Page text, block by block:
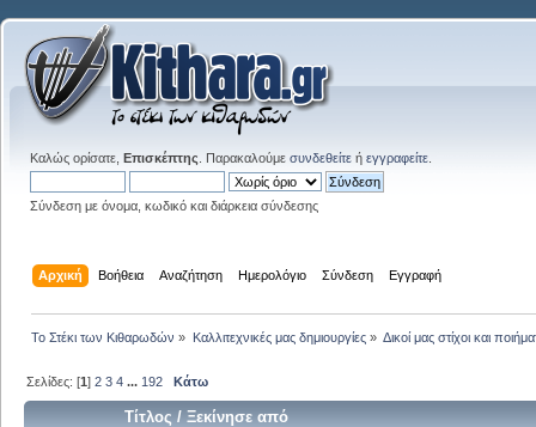
Καλώς ορίσατε, Επισκέπτης . Παρακαλούμε συνδεθείτε ή εγγραφείτε
Σύνδεση με όνομα, κωδικό και διάρκεια σύνδεσης
Αρχική Βοήθεια Αναζήτηση Ημερολόγιο Σύνδεση Εγγραφή
Το Στέκι των Κιθαρωδών » Καλλιτεχνικές μας δημιουργίες» Δικοί μας στίχοι και
Σελίδες: [1]2 3 4 ... 192 Κάτω
Τίτλος /Ξεκίνησε από